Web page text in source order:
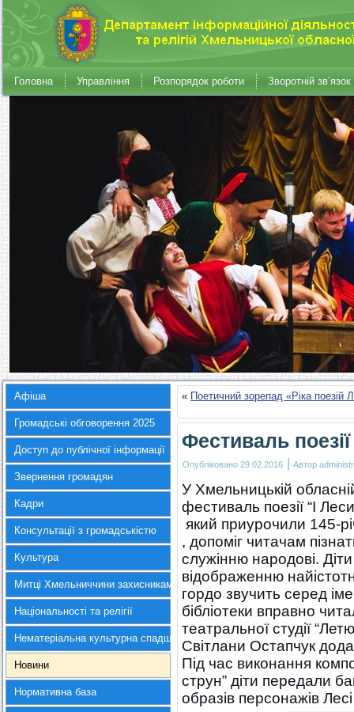
Головна Управління Розпорядок роботи Зворотній зв’язок
Афіша
Громадські обговорення 2025
Доступ до публічної інформації
Звернення громадян
Кадри
Консультації з громадськістю
Культура
Митці Хмельниччини захисникам України
Національності та релігії
Нематеріальна культурна спадщина
Новини
Нормативна база
« Поетичний зорепад «Ріка поезій
Фестиваль поезії
Опубліковано 29.02.2016 | Автор
У Хмельницькій
фестиваль поезії “І
який приурочили 145-
, допоміг читачам
служінню народові.
відображенню
гордо звучить серед
бібліотеки вправно
театральної студії
Світлани Остапчук
Під час виконання
струн” діти передали
образів персонажів